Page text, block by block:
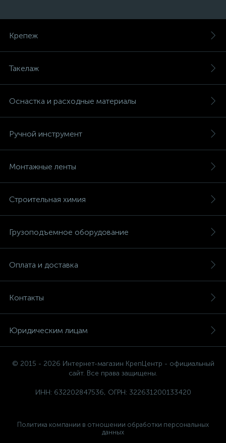
Крепеж
Такелаж
Оснастка и расходные материалы
Ручной инструмент
Монтажные ленты
Строительная химия
Грузоподъемное оборудование
Оплата и доставка
Контакты
Юридическим лицам
© 2015 - 2026 Интернет-магазин КрепЦентр - официальный
сайт. Все права защищены.
ИНН: 632202847536, ОГРН: 322631200133420
Политика компании в отношении обработки персональных
данных